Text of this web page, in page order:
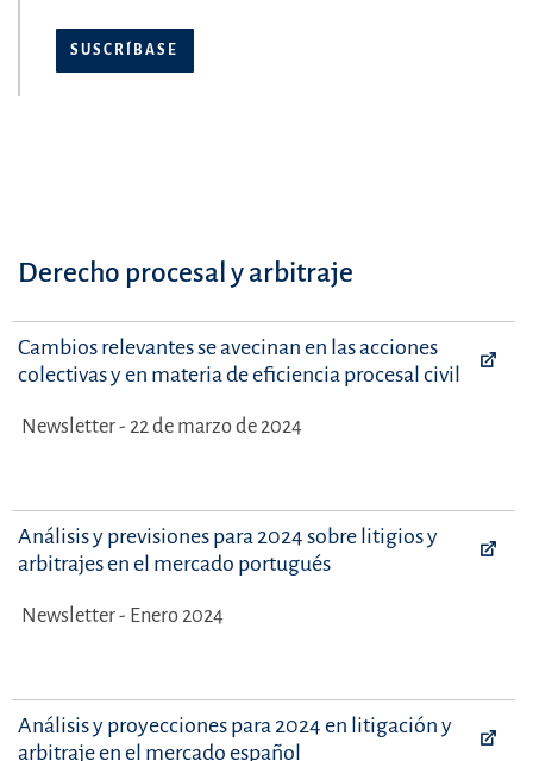
SUSCRÍBASE
Derecho procesal y arbitraje
Cambios relevantes se avecinan en las acciones
colectivas y en materia de eficiencia procesal civil
Newsletter - 22 de marzo de 2024
Análisis y previsiones para 2024 sobre litigios y
arbitrajes en el mercado portugués
Newsletter - Enero 2024
Análisis y proyecciones para 2024 en litigación y
arbitraje en el mercado español